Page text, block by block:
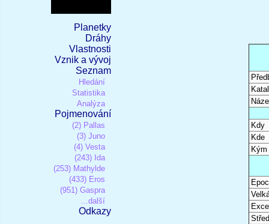
Planetky
Dráhy
Vlastnosti
Vznik a vývoj
Seznam
Hledání
Statistika
Analýza
Pojmenování
(2) Pallas
(3) Juno
(4) Vesta
(243) Ida
(253) Mathylde
(433) Eros
(951) Gaspra
...další
Odkazy
Kdy
Kde
Kým